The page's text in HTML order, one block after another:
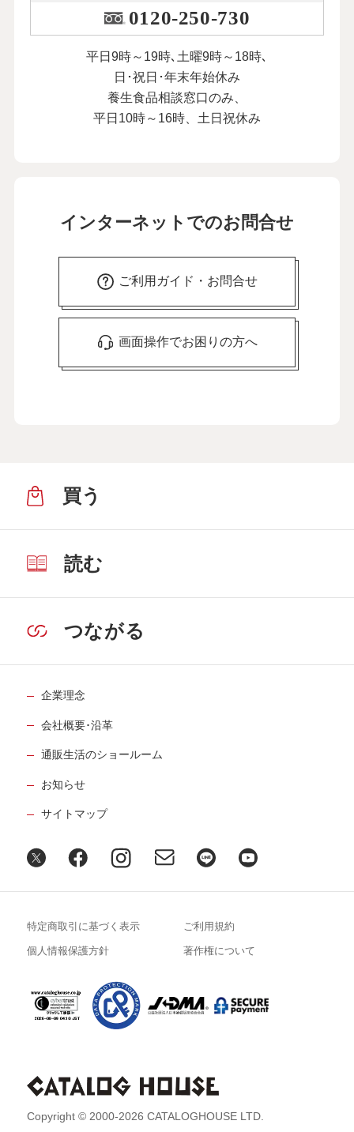
0120-250-730
平日9時～19時､土曜9時～18時､
日･祝日･年末年始休み
養生食品相談窓口のみ、
平日10時～16時、土日祝休み
インターネットでのお問合せ
ご利用ガイド・お問合せ
画面操作でお困りの方へ
買う
読む
つながる
企業理念
会社概要･沿革
通販生活のショールーム
お知らせ
サイトマップ
Copyright © 2000-2026 CATALOGHOUSE LTD.
特定商取引に基づく表示 ご利用規約
個人情報保護方針 著作権について